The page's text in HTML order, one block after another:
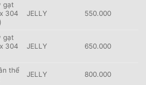
gạt
304
JELLY 550.000
gạt
304
JELLY 650.000
thể
JELLY 800.000